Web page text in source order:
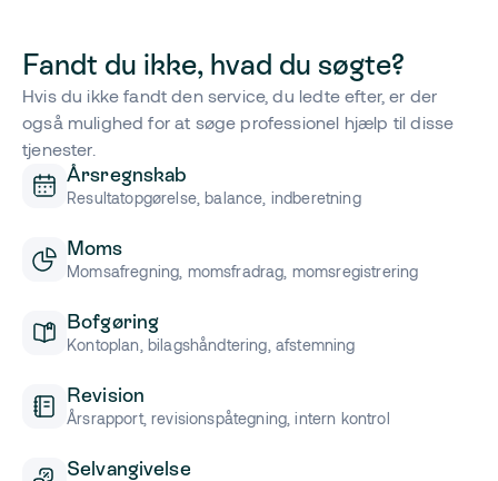
Fandt du ikke, hvad du søgte?
Hvis du ikke fandt den service, du ledte efter, er der
også mulighed for at søge professionel hjælp til disse
tjenester.
Årsregnskab
Resultatopgørelse, balance, indberetning
Moms
Momsafregning, momsfradrag, momsregistrering
Bofgøring
Kontoplan, bilagshåndtering, afstemning
Revision
Årsrapport, revisionspåtegning, intern kontrol
Selvangivelse